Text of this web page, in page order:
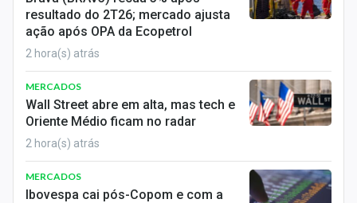
Conteúdo de Marca
Sobre
Expediente
Contato
resultado do 2T26; mercado ajusta
ação após OPA da Ecopetrol
2 hora(s) atrás
MERCADOS
Wall Street abre em alta, mas tech e
Oriente Médio ficam no radar
2 hora(s) atrás
MERCADOS
Ibovespa cai pós-Copom e com a